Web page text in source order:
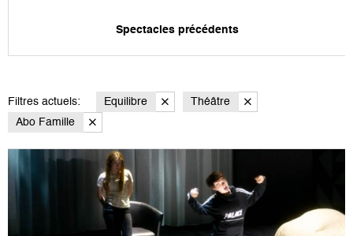
Spectacles précédents
Filtres actuels: Equilibre
Théâtre
Abo Famille